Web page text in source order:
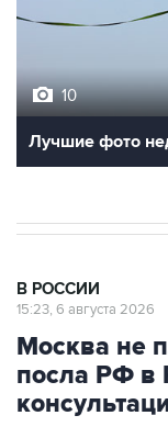
10
Лучшие фото
В РОССИИ
15:23, 6 августа 2026
Москва не
посла РФ в